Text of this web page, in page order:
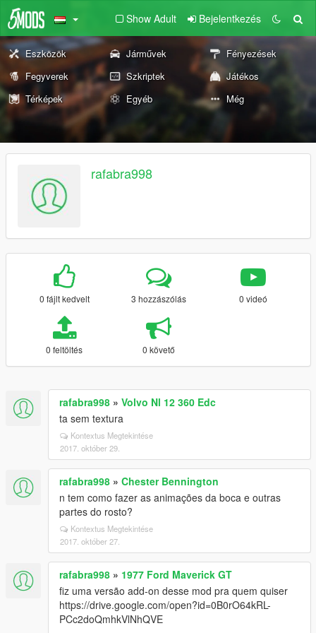
Show Adult Bejelentkezés
Eszközök Járművek
Fényezések
Fegyverek
Szkriptek
Játékos
Térképek
Egyéb Még
rafabra998
0 fájlt kedvelt 3 hozzászólás 0 videó
0 feltöltés 0 követő
rafabra998 » Volvo Nl 12 360 Edc
ta sem textura
Kontextus Megtekintése
2017. október 29.
rafabra998 » Chester Bennington
n tem como fazer as animações da boca e outras
partes do rosto?
Kontextus Megtekintése
2017. október 27.
rafabra998 » 1977 Ford Maverick GT
fiz uma versão add-on desse mod pra quem quiser
https://drive.google.com/open?id=0B0rO64kRL-
PCc2doQmhkVlNhQVE